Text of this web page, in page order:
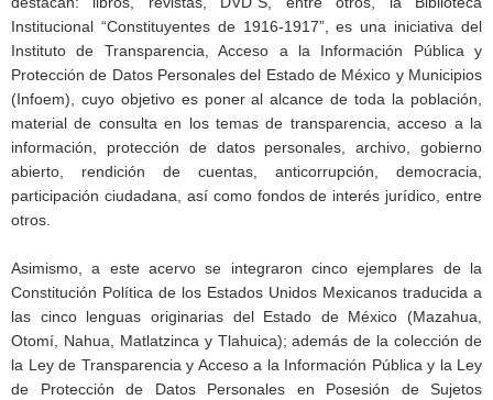
Institucional “Constituyentes de 1916-1917”, es una iniciativa del
Instituto de Transparencia, Acceso a la Información Pública y
Protección de Datos Personales del Estado de México y Municipios
(Infoem), cuyo objetivo es poner al alcance de toda la población,
material de consulta en los temas de transparencia, acceso a la
información, protección de datos personales, archivo, gobierno
abierto, rendición de cuentas, anticorrupción, democracia,
participación ciudadana, así como fondos de interés jurídico, entre
otros.
Asimismo, a este acervo se integraron cinco ejemplares de la
Constitución Política de los Estados Unidos Mexicanos traducida a
las cinco lenguas originarias del Estado de México (Mazahua,
Otomí, Nahua, Matlatzinca y Tlahuica); además de la colección de
la Ley de Transparencia y Acceso a la Información Pública y la Ley
de Protección de Datos Personales en Posesión de Sujetos